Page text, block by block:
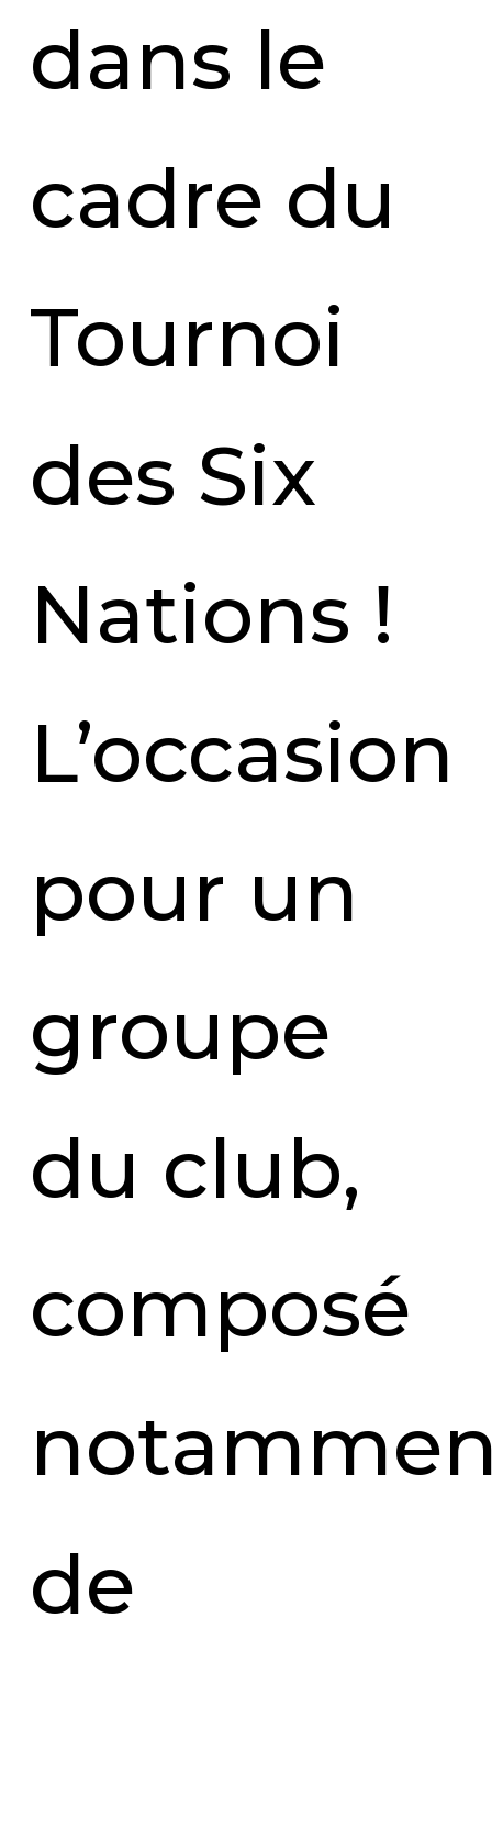
dans le
cadre du
Tournoi
des Six
Nations !
L’occasion
pour un
groupe
du club,
composé
de